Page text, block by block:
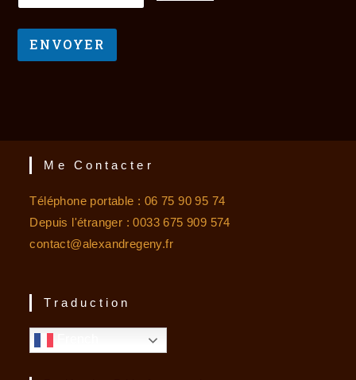
Me Contacter
Téléphone portable : 06 75 90 95 74
Depuis l'étranger : 0033 675 909 574
contact@alexandregeny.fr
Traduction